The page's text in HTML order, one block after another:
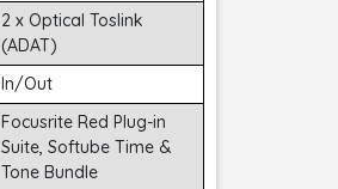
2 x Optical Toslink
(ADAT)
In/Out
Focusrite Red Plug-in
Suite, Softube Time &
Tone Bundle